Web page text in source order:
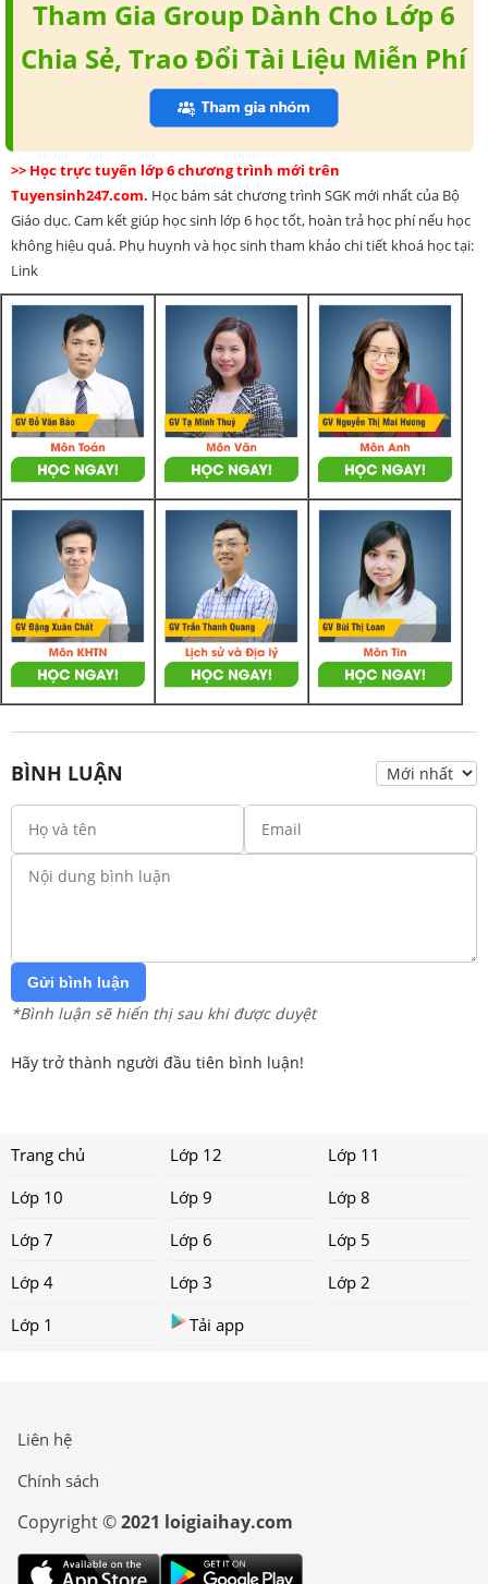
Tham Gia Group Dành Cho Lớp 6
Chia Sẻ, Trao Đổi Tài Liệu Miễn Phí
>> Học trực tuyến lớp 6 chương trình mới trên
Tuyensinh247.com. Học bám sát chương trình SGK mới nhất của Bộ
Giáo dục. Cam kết giúp học sinh lớp 6 học tốt, hoàn trả học phí nếu học
không hiệu quả. Phụ huynh và học sinh tham khảo chi tiết khoá học tại:
Link
BÌNH LUẬN
Gửi bình luận
*Bình luận sẽ hiển thị sau khi được duyệt
Hãy trở thành người đầu tiên bình luận!
Trang chủ Lớp 12
Lớp 11
Lớp 10
Lớp 9
Lớp 8
Lớp 7
Lớp 6
Lớp 5
Lớp 4
Lớp 3
Lớp 2
Lớp 1
Tải app
Liên hệ
Chính sách
Copyright ©2021 loigiaihay.com